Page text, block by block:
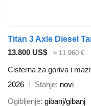
Titan 3 Axle Diesel
13.800 US$
≈ 11.960 €
Cisterna za goriva i
2026
Stanje novi
Ogibljenje gibanj/gibanj